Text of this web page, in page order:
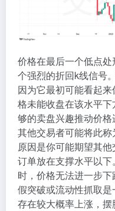
价格在最后一个低点
个强烈的折回k线信号
因为它最初可能看起
格未能收盘在该水平
够的卖盘兴趣推动价格
其他交易者可能将此称
原因是你可能期望其
订单放在支撑水平以
时，价格无法进一步下
假突破或流动性抓取
存在较大概率上涨，摆